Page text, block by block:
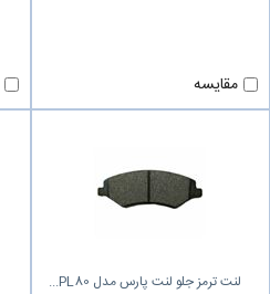
مقایسه
لنت ترمز جلو لنت پارس مدل PL80